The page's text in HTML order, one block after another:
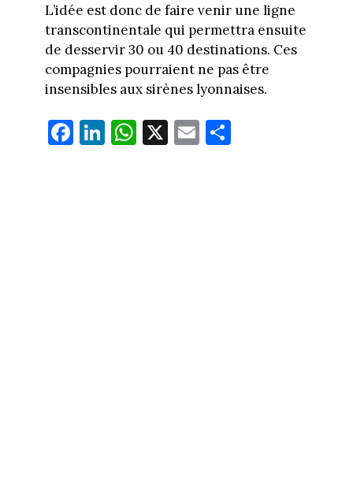
L’idée est donc de faire venir une ligne
transcontinentale qui permettra ensuite
de desservir 30 ou 40 destinations. Ces
compagnies pourraient ne pas être
insensibles aux sirènes lyonnaises.
Fa
ce
Li
nk
W
ha
X E
m
Pa
rt